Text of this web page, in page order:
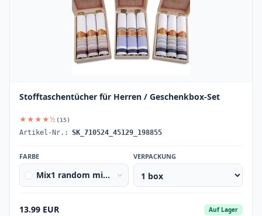
Stofftaschentücher für Herren / Geschenkbox-Set
★★★★½ (15)
Artikel-Nr.: SK_710524_45129_198855
FARBE
Mix1 random mix of colours&amp;designs light
VERPACKUNG
13.99 EUR Auf Lager